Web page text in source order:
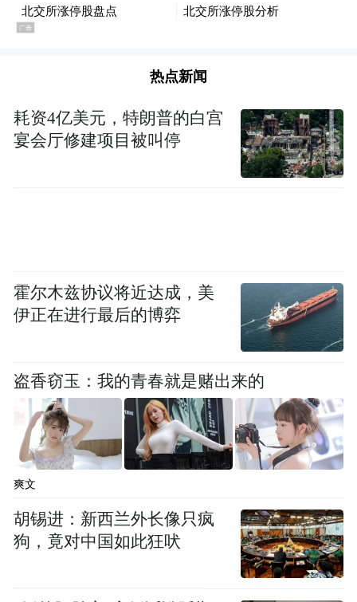
热点新闻
耗资4亿美元，特朗普的白宫
宴会厅修建项目被叫停
霍尔木兹协议将近达成，美
伊正在进行最后的博弈
盗香窃玉：我的青春就是赌出来的
爽文
胡锡进：新西兰外长像只疯
狗，竟对中国如此狂吠